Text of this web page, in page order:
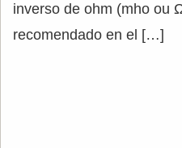
inverso de ohm (mho ou
recomendado en el […]